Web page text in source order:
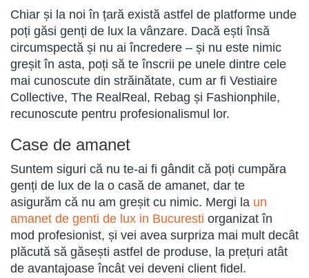
Chiar și la noi în țară există astfel de platforme unde
poți găsi genți de lux la vânzare. Dacă ești însă
circumspectă și nu ai încredere – și nu este nimic
greșit în asta, poți să te înscrii pe unele dintre cele
mai cunoscute din străinătate, cum ar fi Vestiaire
Collective, The RealReal, Rebag și Fashionphile,
recunoscute pentru profesionalismul lor.
Case de amanet
Suntem siguri că nu te-ai fi gândit că poți cumpăra
genți de lux de la o casă de amanet, dar te
asigurăm că nu am greșit cu nimic. Mergi la un
amanet de genti de lux in Bucuresti organizat în
mod profesionist, și vei avea surpriza mai mult decât
plăcută să găsești astfel de produse, la prețuri atât
de avantajoase încât vei deveni client fidel.